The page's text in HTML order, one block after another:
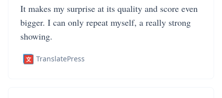
It makes my surprise at its quality and score even
bigger. I can only repeat myself, a really strong
showing.
TranslatePress